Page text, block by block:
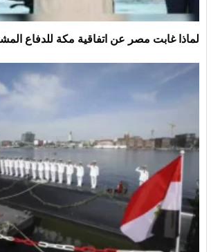
لماذا غابت مصر عن اتفاقية مكة للدفاع